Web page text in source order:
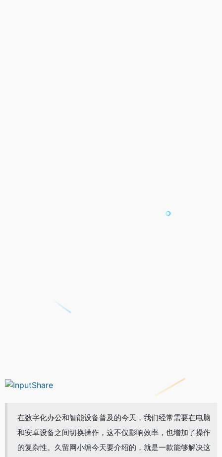
在数字化办公和智能设备普及的今天，我们经常需要在电脑
和安卓设备之间切换操作，这不仅影响效率，也增加了操作
的复杂性。久留网小编今天要介绍的，就是一款能够解决这